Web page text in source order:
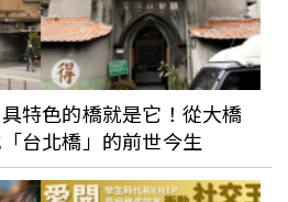
具特色的橋就是它！從大橋
台北橋」的前世今生